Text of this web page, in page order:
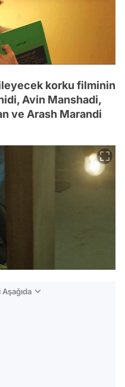
korku filminin
Avin Manshadi,
ve Arash Marandi